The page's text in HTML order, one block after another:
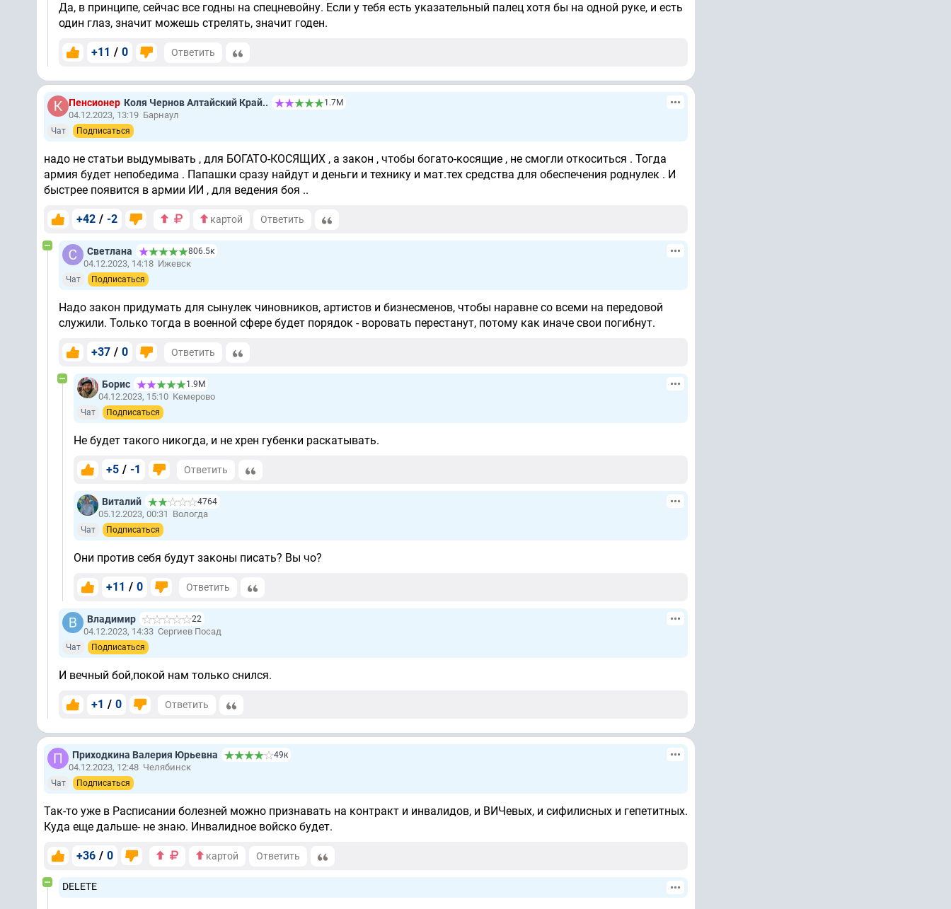
Да, в принципе, сейчас все годны на спецневойну. Если у тебя есть указательный палец хотя бы на одной руке, и есть
один глаз, значит можешь стрелять, значит годен.
+11 / 0 Ответить
Пенсионер Коля Чернов Алтайский Край.. 1.7М
04.12.2023, 13:19 Барнаул
Чат Подписаться
надо не статьи выдумывать , для БОГАТО-КОСЯЩИХ , а закон , чтобы богато-косящие , не смогли откоситься . Тогда
армия будет непобедима . Папашки сразу найдут и деньги и технику и мат.тех средства для обеспечения роднулек . И
быстрее появится в армии ИИ , для ведения боя ..
+42 / -2 картой Ответить
Светлана 806.5к
04.12.2023, 14:18 Ижевск
Чат Подписаться
Надо закон придумать для сынулек чиновников, артистов и бизнесменов, чтобы наравне со всеми на передовой
служили. Только тогда в военной сфере будет порядок - воровать перестанут, потому как иначе свои погибнут.
+37 / 0 Ответить
Борис 1.9М
04.12.2023, 15:10 Кемерово
Чат Подписаться
Не будет такого никогда, и не хрен губенки раскатывать.
+5 / -1 Ответить
Виталий 4764
05.12.2023, 00:31 Вологда
Чат Подписаться
Они против себя будут законы писать? Вы чо?
+11 / 0 Ответить
Владимир 22
04.12.2023, 14:33 Сергиев Посад
Чат Подписаться
И вечный бой,покой нам только снился.
+1 / 0 Ответить
Приходкина Валерия Юрьевна 49к
04.12.2023, 12:48 Челябинск
Чат Подписаться
Так-то уже в Расписании болезней можно признавать на контракт и инвалидов, и ВИЧевых, и сифилисных и гепетитных.
Куда еще дальше- не знаю. Инвалидное войско будет.
+36 / 0 картой Ответить
DELETE